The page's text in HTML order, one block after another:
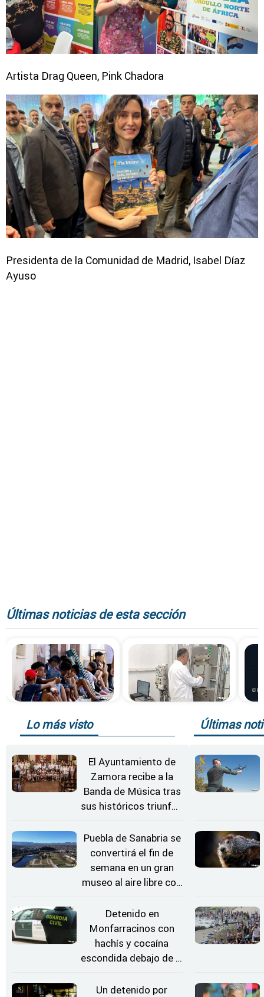
Artista Drag Queen, Pink Chadora
Presidenta de la Comunidad de Madrid, Isabel Díaz
Ayuso
Últimas noticias de esta sección
Lo más visto
El Ayuntamiento de
Zamora recibe a la
Banda de Música tras
sus históricos triunfos
Puebla de Sanabria se
convertirá el fin de
semana en un gran
museo al aire libre con
Detenido en
Monfarracinos con
hachís y cocaína
escondida debajo de la
coche
Un detenido por
Últimas